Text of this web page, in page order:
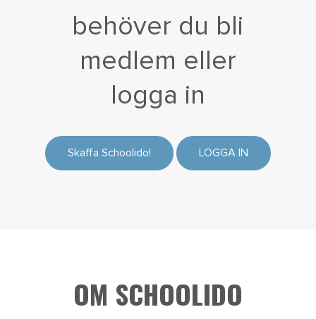
behöver du bli
medlem eller
logga in
Skaffa Schoolido! LOGGA IN
OM SCHOOLIDO